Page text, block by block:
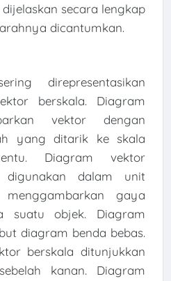
secara lengkap
dicantumkan.
direpresentasikan
berskala. Diagram
vektor dengan
yang ditarik ke skala
Diagram vektor
digunakan dalam unit
gaya
suatu objek. Diagram
diagram benda bebas.
berskala ditunjukkan
kanan. Diagram